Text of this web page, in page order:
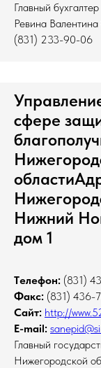
Главный бухгалтер
Ревина
(831) 233-90-06
сфере
Нижний
дом 1
Tелефон: (831)
Факс: (831) 436-
Сайт: http://
E-mail:
Главный
Нижегородской